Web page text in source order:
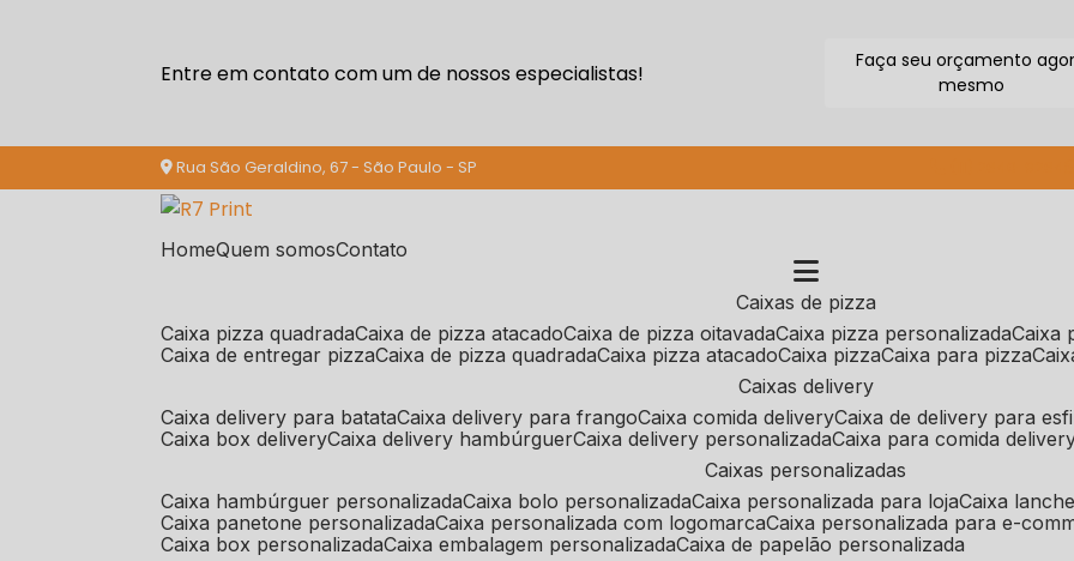
Entre em contato com um de nossos especialistas!
Faça seu orçamento
mesmo
Rua São Geraldino, 67 - São Paulo - SP
Home Quem somos Contato
caixas de pizza
caixa pizza quadrada caixa de pizza atacado caixa de pizza oitavada caixa pizza personalizada
caixa de entregar pizza caixa de pizza quadrada caixa pizza atacado caixa pizza caixa para pizza
caixas delivery
caixa delivery para batata caixa delivery para frango caixa comida delivery caixa de delivery para
caixa box delivery caixa delivery hambúrguer caixa delivery personalizada caixa para comida
caixas personalizadas
caixa hambúrguer personalizada caixa bolo personalizada caixa personalizada para loja caixa
caixa panetone personalizada caixa personalizada com logomarca caixa personalizada para e-
caixa box personalizada caixa embalagem personalizada caixa de papelão personalizada